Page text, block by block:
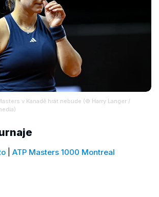
v Kanadě hrát nebude (© Harry Langer /
ATP Masters 1000 Montreal